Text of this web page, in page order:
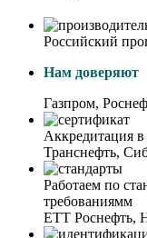
Российский
Нам доверяют
Газпром,
Аккредитация в
Транснефть,
Работаем по
требованиямм
ЕТТ Роснефть,